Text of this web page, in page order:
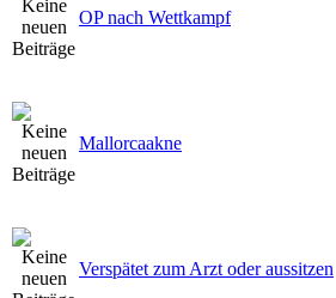
OP nach Wettkampf
Mallorcaakne
Verspätet zum Arzt oder aussitzen